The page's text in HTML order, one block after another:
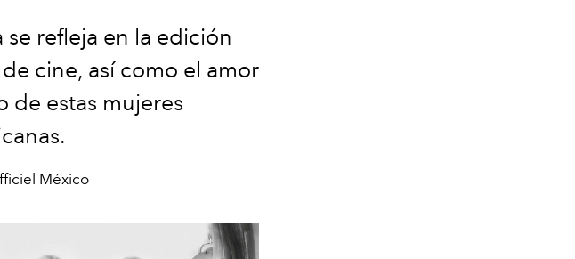
refleja en la edición
cine, así como el amor
de estas mujeres
México